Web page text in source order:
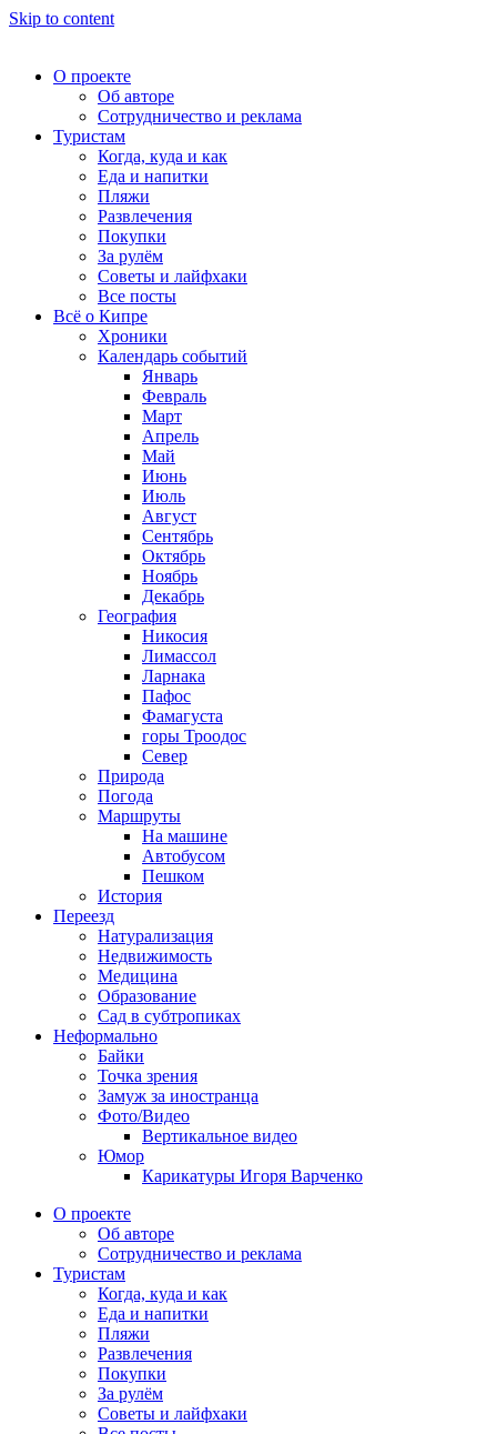
Skip to content
О проекте
Об авторе
Сотрудничество и реклама
Туристам
Когда, куда и как
Еда и напитки
Пляжи
Развлечения
Покупки
За рулём
Советы и лайфхаки
Все посты
Всё о Кипре
Хроники
Календарь событий
Январь
Февраль
Март
Апрель
Май
Июнь
Июль
Август
Сентябрь
Октябрь
Ноябрь
Декабрь
География
Никосия
Лимассол
Ларнака
Пафос
Фамагуста
горы Троодос
Север
Природа
Погода
Маршруты
На машине
Автобусом
Пешком
История
Переезд
Натурализация
Недвижимость
Медицина
Образование
Сад в субтропиках
Неформально
Байки
Точка зрения
Замуж за иностранца
Фото/Видео
Вертикальное видео
Юмор
Карикатуры Игоря Варченко
О проекте
Об авторе
Сотрудничество и реклама
Туристам
Когда, куда и как
Еда и напитки
Пляжи
Развлечения
Покупки
За рулём
Советы и лайфхаки